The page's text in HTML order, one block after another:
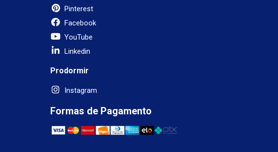
Pinterest
Facebook
YouTube
Linkedin
Prodormir
Instagram
Formas de Pagamento